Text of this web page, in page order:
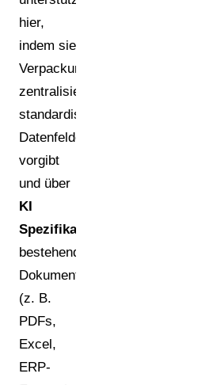
hier,
indem sie
Verpackungsspezifikationen
zentralisiert,
standardisierte
Datenfelder
vorgibt
und über
KI
Spezifikationsdigitalisierung
bestehende
Dokumente
(z. B.
PDFs,
Excel,
ERP-